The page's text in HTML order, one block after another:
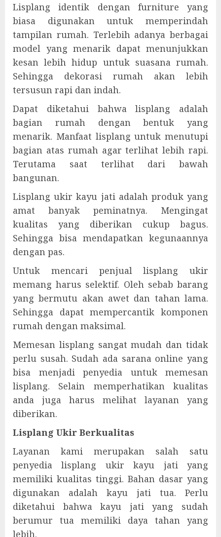
Lisplang identik dengan furniture yang
biasa digunakan untuk memperindah
tampilan rumah. Terlebih adanya berbagai
model yang menarik dapat menunjukkan
kesan lebih hidup untuk suasana rumah.
Sehingga dekorasi rumah akan lebih
tersusun rapi dan indah.
Dapat diketahui bahwa lisplang adalah
bagian rumah dengan bentuk yang
menarik. Manfaat lisplang untuk menutupi
bagian atas rumah agar terlihat lebih rapi.
Terutama saat terlihat dari bawah
bangunan.
Lisplang ukir kayu jati adalah produk yang
amat banyak peminatnya. Mengingat
kualitas yang diberikan cukup bagus.
Sehingga bisa mendapatkan kegunaannya
dengan pas.
Untuk mencari penjual lisplang ukir
memang harus selektif. Oleh sebab barang
yang bermutu akan awet dan tahan lama.
Sehingga dapat mempercantik komponen
rumah dengan maksimal.
Memesan lisplang sangat mudah dan tidak
perlu susah. Sudah ada sarana online yang
bisa menjadi penyedia untuk memesan
lisplang. Selain memperhatikan kualitas
anda juga harus melihat layanan yang
diberikan.
Lisplang Ukir Berkualitas
Layanan kami merupakan salah satu
penyedia lisplang ukir kayu jati yang
memiliki kualitas tinggi. Bahan dasar yang
digunakan adalah kayu jati tua. Perlu
diketahui bahwa kayu jati yang sudah
berumur tua memiliki daya tahan yang
lebih.